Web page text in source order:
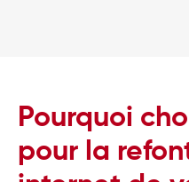
Pourquoi
pour la